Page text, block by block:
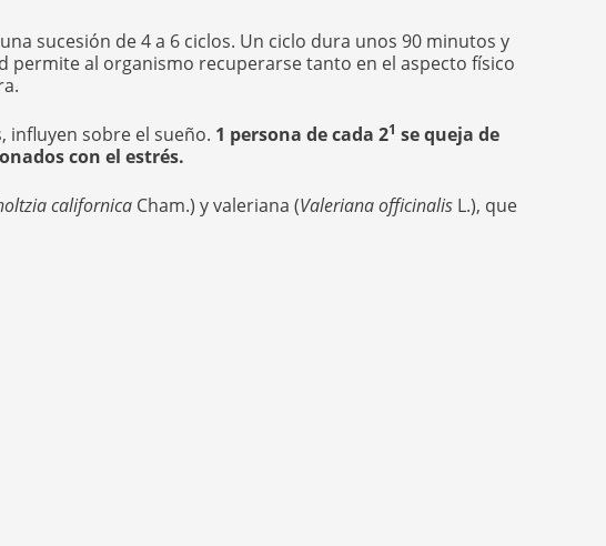
sucesión de 4 a 6 ciclos. Un ciclo dura unos 90 minutos y
permite al organismo recuperarse tanto en el aspecto físico
influyen sobre el sueño. 1 persona de cada 21 se queja de
con el estrés.
californica Cham.) y valeriana (Valeriana officinalis L.), que